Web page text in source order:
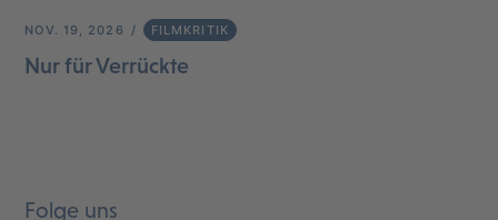
NOV. 19, 2026 FILMKRITIK
Nur für Verrückte
Folge uns